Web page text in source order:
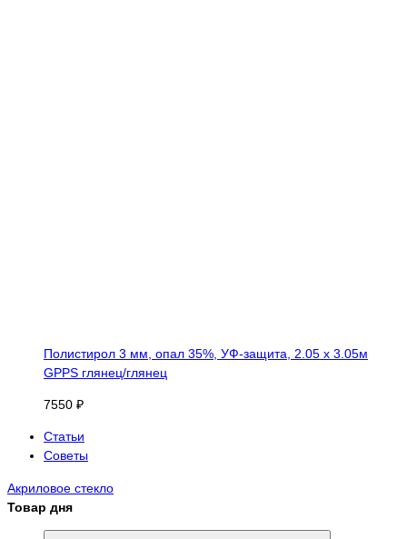
Полистирол 3 мм, опал 35%, УФ-защита, 2.05 х 3.05м
GPPS глянец/глянец
7550 ₽
Статьи
Советы
Акриловое стекло
Товар дня